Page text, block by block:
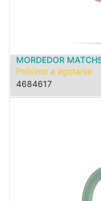
MORDEDOR
Próximo a agotarse
4684617